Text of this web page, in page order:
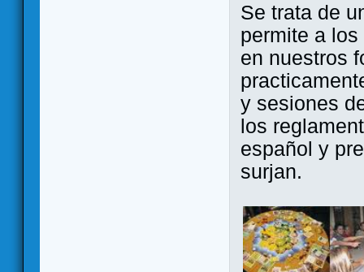
Se trata de
permite a
en nuestros
y sesiones
los
español y
surjan.